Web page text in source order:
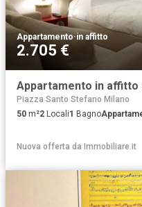
Appartamento·in affitto
2.705 €
Appartamento in affitto
Piazza Santo Stefano Milano
50 m²2 Locali1 Bagno
Nuova offerta da Immobiliare.it